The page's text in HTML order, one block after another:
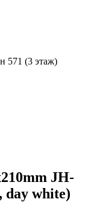
571 (3 этаж)
JH-
day white)